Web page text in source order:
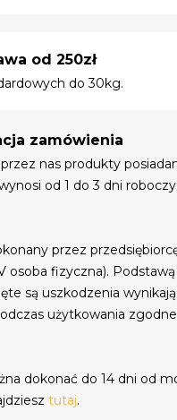
od 250zł
do 30kg.
zamówienia
nas produkty
od 1 do 3 dni
przez
osoba fizyczna).
są uszkodzenia
użytkowania
dokonać do 14 dni od
tutaj.